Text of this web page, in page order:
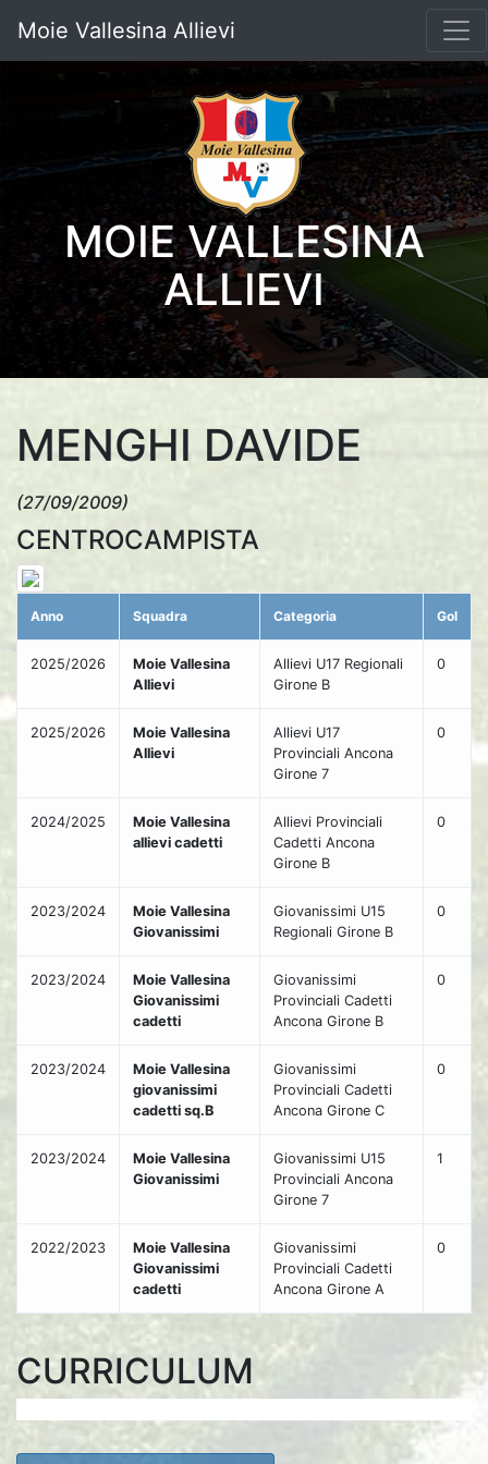
Moie Vallesina Allievi
MOIE VALLESINA
ALLIEVI
MENGHI DAVIDE
(27/09/2009)
CENTROCAMPISTA
Anno Squadra Categoria Gol
2025/2026
Moie Vallesina
Allievi
Allievi U17 Regionali
Girone B
0
2025/2026
Moie Vallesina
Allievi
Allievi U17
Provinciali Ancona
Girone 7
0
2024/2025
Moie Vallesina
allievi cadetti
Allievi Provinciali
Cadetti Ancona
Girone B
0
2023/2024
Moie Vallesina
Giovanissimi
Giovanissimi U15
Regionali Girone B
0
2023/2024
Moie Vallesina
Giovanissimi
cadetti
Giovanissimi
Provinciali Cadetti
Ancona Girone B
0
2023/2024
Moie Vallesina
giovanissimi
cadetti sq.B
Giovanissimi
Provinciali Cadetti
Ancona Girone C
0
2023/2024
Moie Vallesina
Giovanissimi
Giovanissimi U15
Provinciali Ancona
Girone 7
1
2022/2023
Moie Vallesina
Giovanissimi
cadetti
Giovanissimi
Provinciali Cadetti
Ancona Girone A
0
CURRICULUM